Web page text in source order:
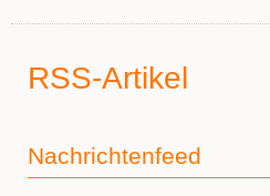
RSS-Artikel
Nachrichtenfeed